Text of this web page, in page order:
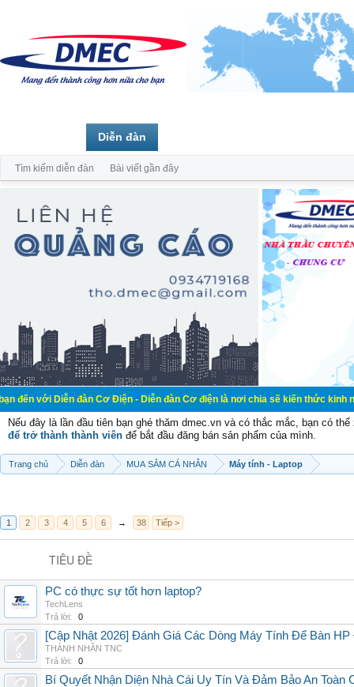
đàn Cơ Điện - Diễn đàn Cơ điện là nơi chia sẽ kiến thức kinh nghiệm
Nếu đây là lần đầu tiên bạn ghé thăm dmec.vn và có thắc mắc, bạn có
để trở thành thành viên để bắt đầu đăng bán sản phẩm của mình.
Trang chủ Diễn đàn MUA SẮM CÁ NHÂN Máy tính - Laptop
1 2 3 4 5 6 → 38 Tiếp >
TIÊU ĐỀ
PC có thực sự tốt hơn laptop?
TechLens
Trả lời:
0
[Cập Nhật 2026] Đánh Giá Các Dòng Máy Tính Để Bàn
THÀNH NHÂN TNC
Trả lời:
0
Bí Quyết Nhận Diện Nhà Cái Uy Tín Và Đảm Bảo An Toàn
Diễn đàn
Tìm kiếm diễn đàn Bài viết gần đây